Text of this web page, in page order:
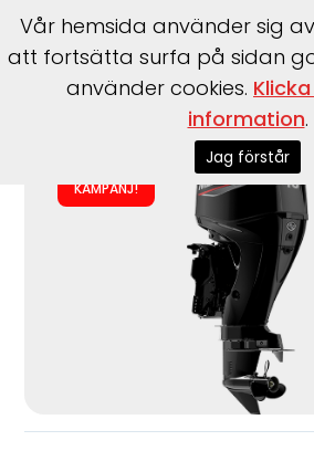
Utombordare>
KAMPANJ!
Vår hemsida använder sig
att fortsätta surfa på sidan
använder cookies.
information.
Jag förstår